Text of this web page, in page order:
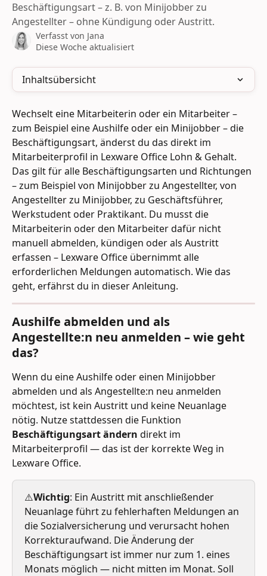
Beschäftigungsart – z. B. von Minijobber zu
Angestellter – ohne Kündigung oder Austritt.
Verfasst von Jana
Diese Woche aktualisiert
Inhaltsübersicht
Wechselt eine Mitarbeiterin oder ein Mitarbeiter –
zum Beispiel eine Aushilfe oder ein Minijobber – die
Beschäftigungsart, änderst du das direkt im
Mitarbeiterprofil in Lexware Office Lohn & Gehalt.
Das gilt für alle Beschäftigungsarten und Richtungen
– zum Beispiel von Minijobber zu Angestellter, von
Angestellter zu Minijobber, zu Geschäftsführer,
Werkstudent oder Praktikant. Du musst die
Mitarbeiterin oder den Mitarbeiter dafür nicht
manuell abmelden, kündigen oder als Austritt
erfassen – Lexware Office übernimmt alle
erforderlichen Meldungen automatisch. Wie das
geht, erfährst du in dieser Anleitung.
Aushilfe abmelden und als
Angestellte:n neu anmelden – wie geht
das?
Wenn du eine Aushilfe oder einen Minijobber
abmelden und als Angestellte:n neu anmelden
möchtest, ist kein Austritt und keine Neuanlage
nötig. Nutze stattdessen die Funktion
Beschäftigungsart ändern direkt im
Mitarbeiterprofil — das ist der korrekte Weg in
Lexware Office.
⚠️Wichtig: Ein Austritt mit anschließender
Neuanlage führt zu fehlerhaften Meldungen an
die Sozialversicherung und verursacht hohen
Korrekturaufwand. Die Änderung der
Beschäftigungsart ist immer nur zum 1. eines
Monats möglich — nicht mitten im Monat. Soll